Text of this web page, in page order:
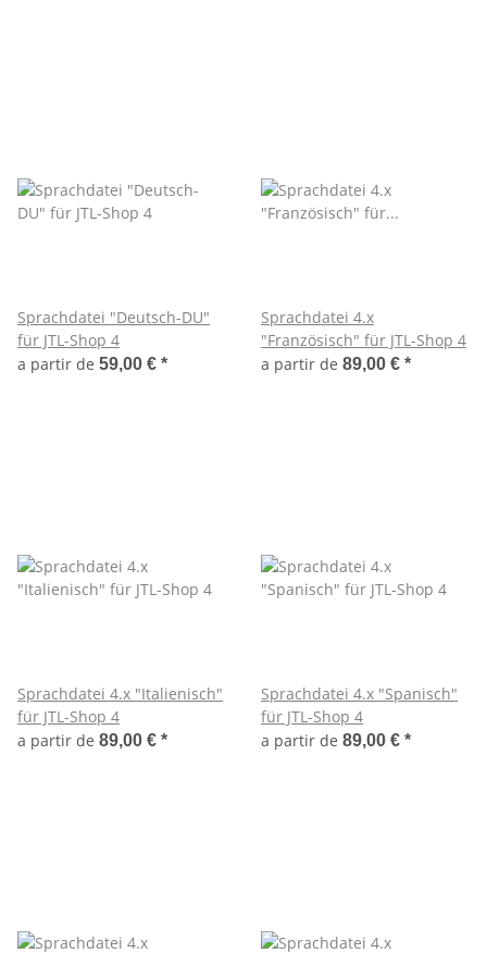
Sprachdatei "Deutsch-DU"
für JTL-Shop 4
a partir de 59,00 € *
Sprachdatei 4.x
"Französisch" für JTL-Shop 4
a partir de 89,00 € *
Sprachdatei 4.x "Italienisch"
für JTL-Shop 4
a partir de 89,00 € *
Sprachdatei 4.x "Spanisch"
für JTL-Shop 4
a partir de 89,00 € *